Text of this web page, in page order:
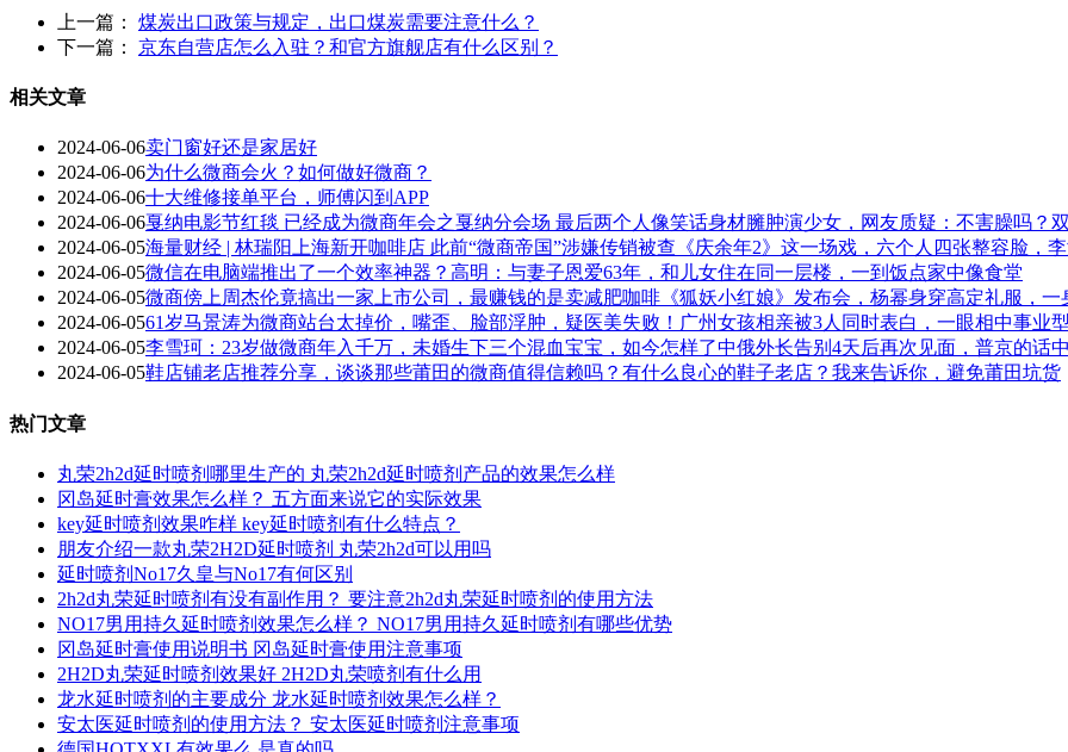
上一篇： 煤炭出口政策与规定，出口煤炭需要注意什么？
下一篇： 京东自营店怎么入驻？和官方旗舰店有什么区别？
相关文章
2024-06-06卖门窗好还是家居好
2024-06-06为什么微商会火？如何做好微商？
2024-06-06十大维修接单平台，师傅闪到APP
2024-06-06戛纳电影节红毯 已经成为微商年会之戛纳分会场 最后两个人像笑话身材臃肿演少女，网友质疑：不害臊吗？
2024-06-05海量财经 | 林瑞阳上海新开咖啡店 此前“微商帝国”涉嫌传销被查《庆余年2》这一场戏，六个人四张整容脸，
2024-06-05微信在电脑端推出了一个效率神器？高明：与妻子恩爱63年，和儿女住在同一层楼，一到饭点家中像食堂
2024-06-05微商傍上周杰伦竟搞出一家上市公司，最赚钱的是卖减肥咖啡《狐妖小红娘》发布会，杨幂身穿高定礼服，一
2024-06-0561岁马景涛为微商站台太掉价，嘴歪、脸部浮肿，疑医美失败！广州女孩相亲被3人同时表白，一眼相中事业
2024-06-05李雪珂：23岁做微商年入千万，未婚生下三个混血宝宝，如今怎样了中俄外长告别4天后再次见面，普京的话
2024-06-05鞋店铺老店推荐分享，谈谈那些莆田的微商值得信赖吗？有什么良心的鞋子老店？我来告诉你，避免莆田坑货
热门文章
丸荣2h2d延时喷剂哪里生产的 丸荣2h2d延时喷剂产品的效果怎么样
冈岛延时膏效果怎么样？ 五方面来说它的实际效果
key延时喷剂效果咋样 key延时喷剂有什么特点？
朋友介绍一款丸荣2H2D延时喷剂 丸荣2h2d可以用吗
延时喷剂No17久皇与No17有何区别
2h2d丸荣延时喷剂有没有副作用？ 要注意2h2d丸荣延时喷剂的使用方法
NO17男用持久延时喷剂效果怎么样？ NO17男用持久延时喷剂有哪些优势
冈岛延时膏使用说明书 冈岛延时膏使用注意事项
2H2D丸荣延时喷剂效果好 2H2D丸荣喷剂有什么用
龙水延时喷剂的主要成分 龙水延时喷剂效果怎么样？
安太医延时喷剂的使用方法？ 安太医延时喷剂注意事项